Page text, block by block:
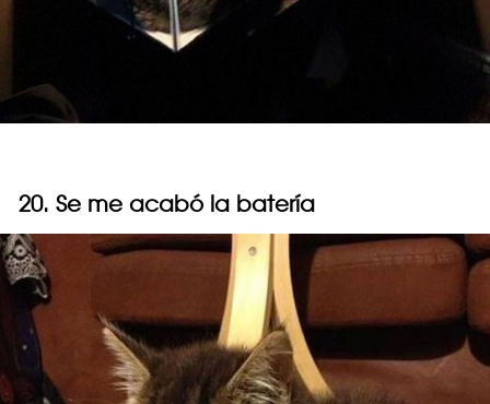
20. Se me acabó la batería